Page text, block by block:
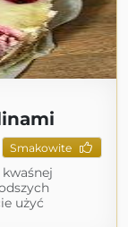
Smakowite
użyć